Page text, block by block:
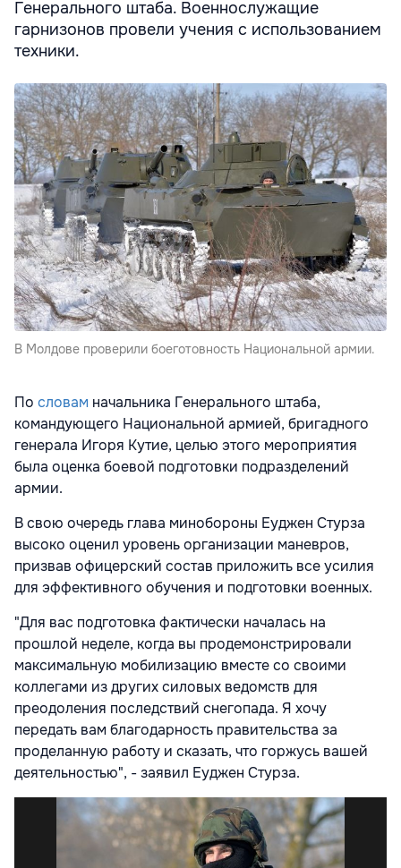
Генерального штаба. Военнослужащие
гарнизонов провели учения с использованием
техники.
В Молдове проверили боеготовность Национальной армии.
По словам начальника Генерального штаба,
командующего Национальной армией, бригадного
генерала Игоря Кутие, целью этого мероприятия
была оценка боевой подготовки подразделений
армии.
В свою очередь глава минобороны Еуджен Стурза
высоко оценил уровень организации маневров,
призвав офицерский состав приложить все усилия
для эффективного обучения и подготовки военных.
"Для вас подготовка фактически началась на
прошлой неделе, когда вы продемонстрировали
максимальную мобилизацию вместе со своими
коллегами из других силовых ведомств для
преодоления последствий снегопада. Я хочу
передать вам благодарность правительства за
проделанную работу и сказать, что горжусь вашей
деятельностью", - заявил Еуджен Стурза.